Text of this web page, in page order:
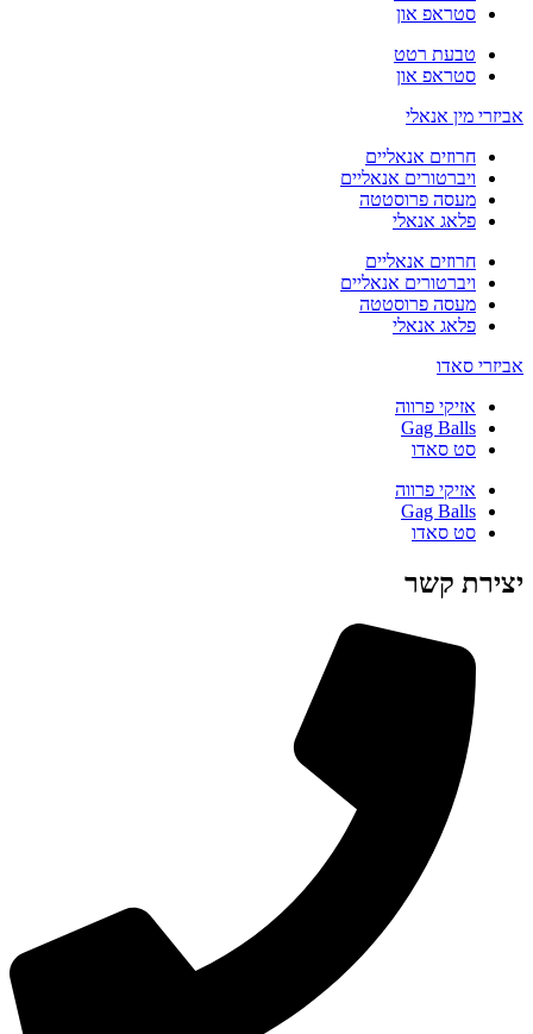
סטראפ און
טבעת רטט
סטראפ און
אביזרי מין אנאלי
חרוזים אנאליים
ויברטורים אנאליים
מעסה פרוסטטה
פלאג אנאלי
חרוזים אנאליים
ויברטורים אנאליים
מעסה פרוסטטה
פלאג אנאלי
אביזרי סאדו
אזיקי פרווה
Gag Balls
סט סאדו
אזיקי פרווה
Gag Balls
סט סאדו
יצירת קשר